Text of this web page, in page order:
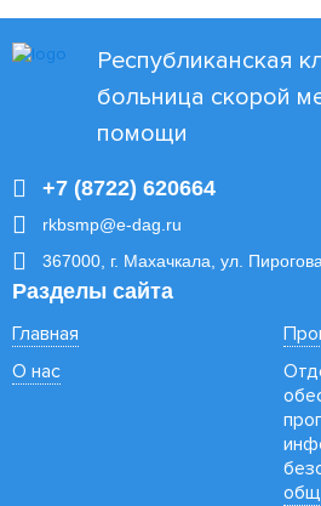
Республиканская
больница скорой
помощи
+7 (8722) 620664
rkbsmp@e-dag.ru
367000, г. Махачкала, ул.
Разделы сайта
Главная
О нас